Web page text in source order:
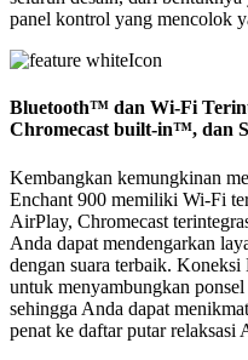
panel kontrol yang mencolok
Bluetooth™ dan Wi-Fi
Chromecast built-in™, dan
Kembangkan kemungkinan
Enchant 900 memiliki Wi-Fi
AirPlay, Chromecast
Anda dapat mendengarkan
dengan suara terbaik.
untuk menyambungkan
sehingga Anda dapat
penat ke daftar putar relaksasi